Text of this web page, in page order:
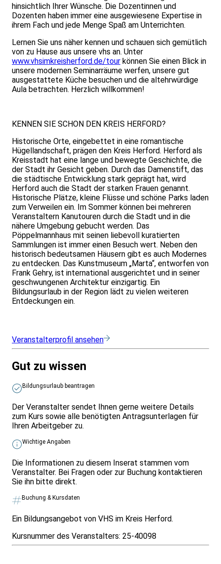
hinsichtlich Ihrer Wünsche. Die Dozentinnen und
Dozenten haben immer eine ausgewiesene Expertise in
ihrem Fach und jede Menge Spaß am Unterrichten.
Lernen Sie uns näher kennen und schauen sich gemütlich
von zu Hause aus unsere vhs an. Unter
www.vhsimkreisherford.de/tour können Sie einen Blick in
unsere modernen Seminarräume werfen, unsere gut
ausgestattete Küche besuchen und die altehrwürdige
Aula betrachten. Herzlich willkommen!
KENNEN SIE SCHON DEN KREIS HERFORD?
Historische Orte, eingebettet in eine romantische
Hügellandschaft, prägen den Kreis Herford. Herford als
Kreisstadt hat eine lange und bewegte Geschichte, die
der Stadt ihr Gesicht geben. Durch das Damenstift, das
die städtische Entwicklung stark geprägt hat, wird
Herford auch die Stadt der starken Frauen genannt.
Historische Plätze, kleine Flüsse und schöne Parks laden
zum Verweilen ein. Im Sommer können bei mehreren
Veranstaltern Kanutouren durch die Stadt und in die
nähere Umgebung gebucht werden. Das
Pöppelmannhaus mit seinen liebevoll kuratierten
Sammlungen ist immer einen Besuch wert. Neben den
historisch bedeutsamen Häusern gibt es auch Modernes
zu entdecken. Das Kunstmuseum „Marta“, entworfen von
Frank Gehry, ist international ausgerichtet und in seiner
geschwungenen Architektur einzigartig. Ein
Bildungsurlaub in der Region lädt zu vielen weiteren
Entdeckungen ein.
Veranstalterprofil ansehen
Gut zu wissen
Bildungsurlaub beantragen
Der Veranstalter sendet Ihnen gerne weitere Details
zum Kurs sowie alle benötigten Antragsunterlagen für
Ihren Arbeitgeber zu.
Wichtige Angaben
Die Informationen zu diesem Inserat stammen vom
Veranstalter. Bei Fragen oder zur Buchung kontaktieren
Sie ihn bitte direkt.
Buchung & Kursdaten
Ein Bildungsangebot von VHS im Kreis Herford.
Kursnummer des Veranstalters: 25-40098